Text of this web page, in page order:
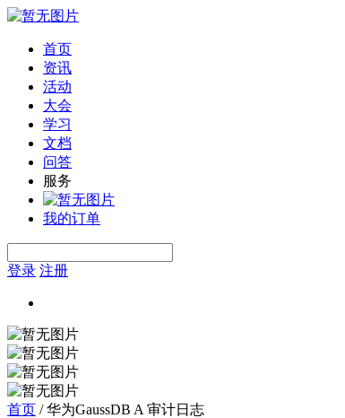
首页
资讯
活动
大会
学习
文档
问答
服务
我的订单
登录 注册
首页 /华为GaussDB A 审计日志